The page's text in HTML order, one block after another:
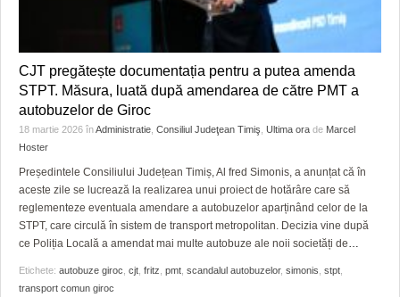
HARTA TIMIŞOAREI
LICEE, ŞCOLI ŞI GRĂDINIŢE DIN TIMIŞ
SFATUL MEDICULUI
SFATURI JURIDICE
CJT pregătește documentația pentru a putea amenda
STPT. Măsura, luată după amendarea de către PMT a
autobuzelor de Giroc
18 martie 2026 înAdministratie Consiliul Judeţean Timiş Ultima ora de Marcel
Hoster
Președintele Consiliului Județean Timiș, Al fred Simonis, a anunțat că în
aceste zile se lucrează la realizarea unui proiect de hotărâre care să
reglementeze eventuala amendare a autobuzelor aparținând celor de la
STPT, care circulă în sistem de transport metropolitan. Decizia vine după
ce Poliția Locală a amendat mai multe autobuze ale noii societăți de…
Etichete: autobuze giroc cjt fritz pmt scandalul autobuzelor, simonis stpt
transport comun giroc